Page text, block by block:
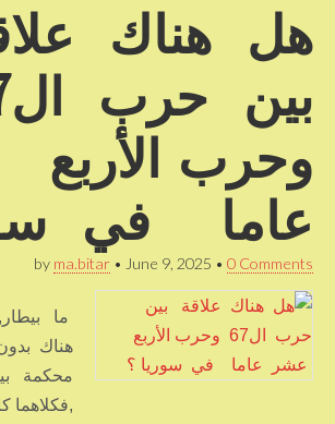
هل هناك
وحرب
عاما في
by ma.bitar • June 9, 2025 • 0 Comments
ما
هناك
محكمة
,فكلاهما